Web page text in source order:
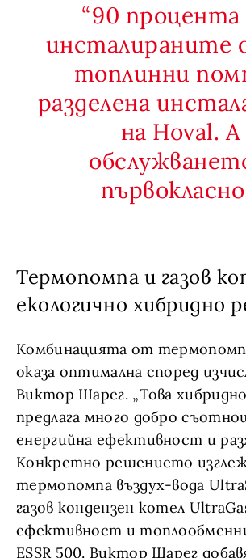
90
инсталираните
топлинни
разделена
на Hoval. А
Термопомпа и газов
екологично хибридно
Комбинацията от
оказа оптимална според
Виктор Шарег. „Това
предлага много добро
енергийна ефективност и
Конкретно решението
термопомпа въздух-вода
газов кондензен котел
ефективност и
ESSR 500. Виктор Шарег